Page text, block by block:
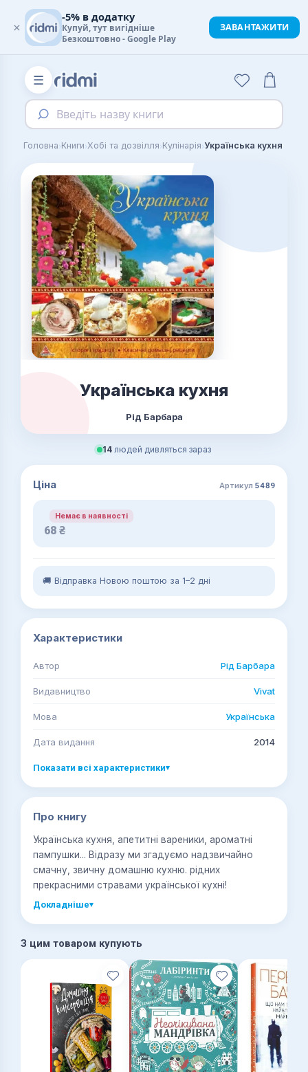
☰
Введіть назву книги
Головна›Книги›Хобі та дозвілля›Кулінарія›Українська кухня
Українська кухня
Рід Барбара
14 людей дивляться зараз
Ціна Артикул5489
Немає в наявності
68 ₴
🚚 Відправка Новою поштою за 1–2 дні
Характеристики
Автор Рід Барбара
Видавництво Vivat
Мова Українська
Дата видання 2014
Показати всі характеристики▾
Про книгу
Українська кухня, апетитні вареники, ароматні
пампушки... Відразу ми згадуємо надзвичайно
смачну, звичну домашню кухню. рідних
прекрасними стравами української кухні!
Докладніше▾
З цим товаром купують
×
-5% в додатку
Купуй, тут вигідніше
Безкоштовно - Google Play
ЗАВАНТАЖИТИ